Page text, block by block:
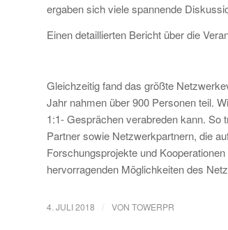
ergaben sich viele spannende
Einen detaillierten Bericht über die
Gleichzeitig fand das größte
Jahr nahmen über 900 Personen teil.
1:1- Gesprächen verabreden kann. So
Partner sowie Netzwerkpartnern, die
Forschungsprojekte und
hervorragenden Möglichkeiten des
4. JULI 2018 / VON TOWERPR